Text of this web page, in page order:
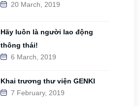
20 March, 2019
Hãy luôn là người lao động
thông thái!
6 March, 2019
Khai trương thư viện GENKI
7 February, 2019